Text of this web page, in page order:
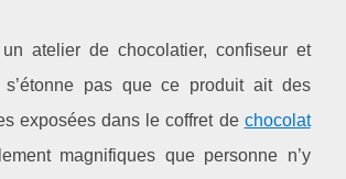
atelier de chocolatier, confiseur et
pas que ce produit ait des
exposées dans le coffret de chocolat
magnifiques que personne n’y